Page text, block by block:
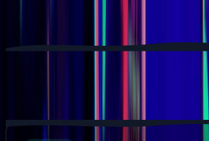
CalendrierEventi